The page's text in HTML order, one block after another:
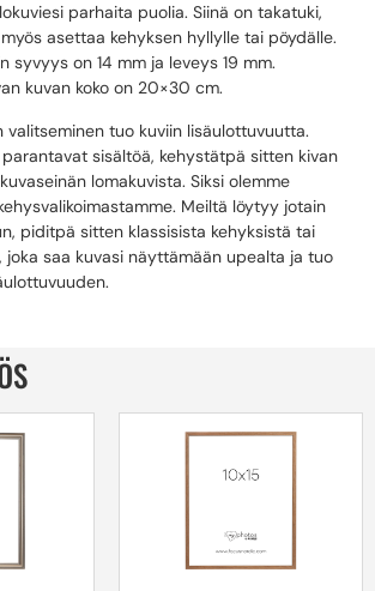
parhaita puolia. Siinä on takatuki,
asettaa kehyksen hyllylle tai pöydälle.
syvyys on 14 mm ja leveys 19 mm.
kuvan koko on 20×30 cm.
valitseminen tuo kuviin lisäulottuvuutta.
sisältöä, kehystätpä sitten kivan
lomakuvista. Siksi olemme
Meiltä löytyy jotain
piditpä sitten klassisista kehyksistä tai
joka saa kuvasi näyttämään upealta ja tuo